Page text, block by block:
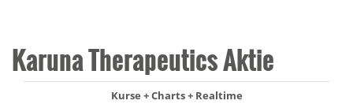
Karuna Therapeutics Aktie
Kurse + Charts + Realtime